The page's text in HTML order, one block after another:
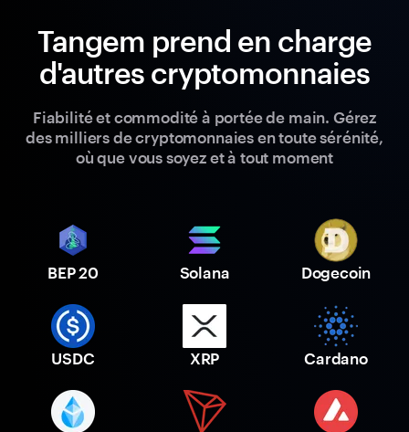
Tangem prend en charge
d'autres cryptomonnaies
Fiabilité et commodité à portée de main. Gérez
des milliers de cryptomonnaies en toute sérénité,
où que vous soyez et à tout moment
BEP 20 Solana Dogecoin
USDC XRP Cardano